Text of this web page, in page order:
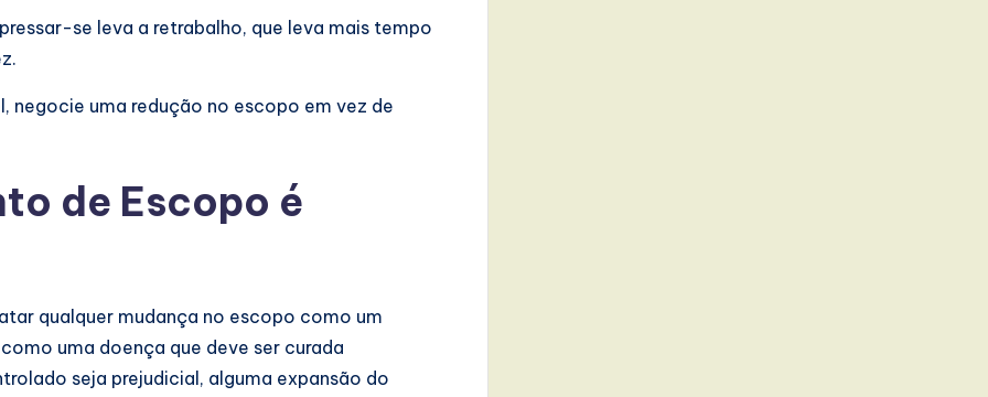
se leva a retrabalho, que leva mais tempo
negocie uma redução no escopo em vez de
de Escopo é
qualquer mudança no escopo como um
uma doença que deve ser curada
seja prejudicial, alguma expansão do